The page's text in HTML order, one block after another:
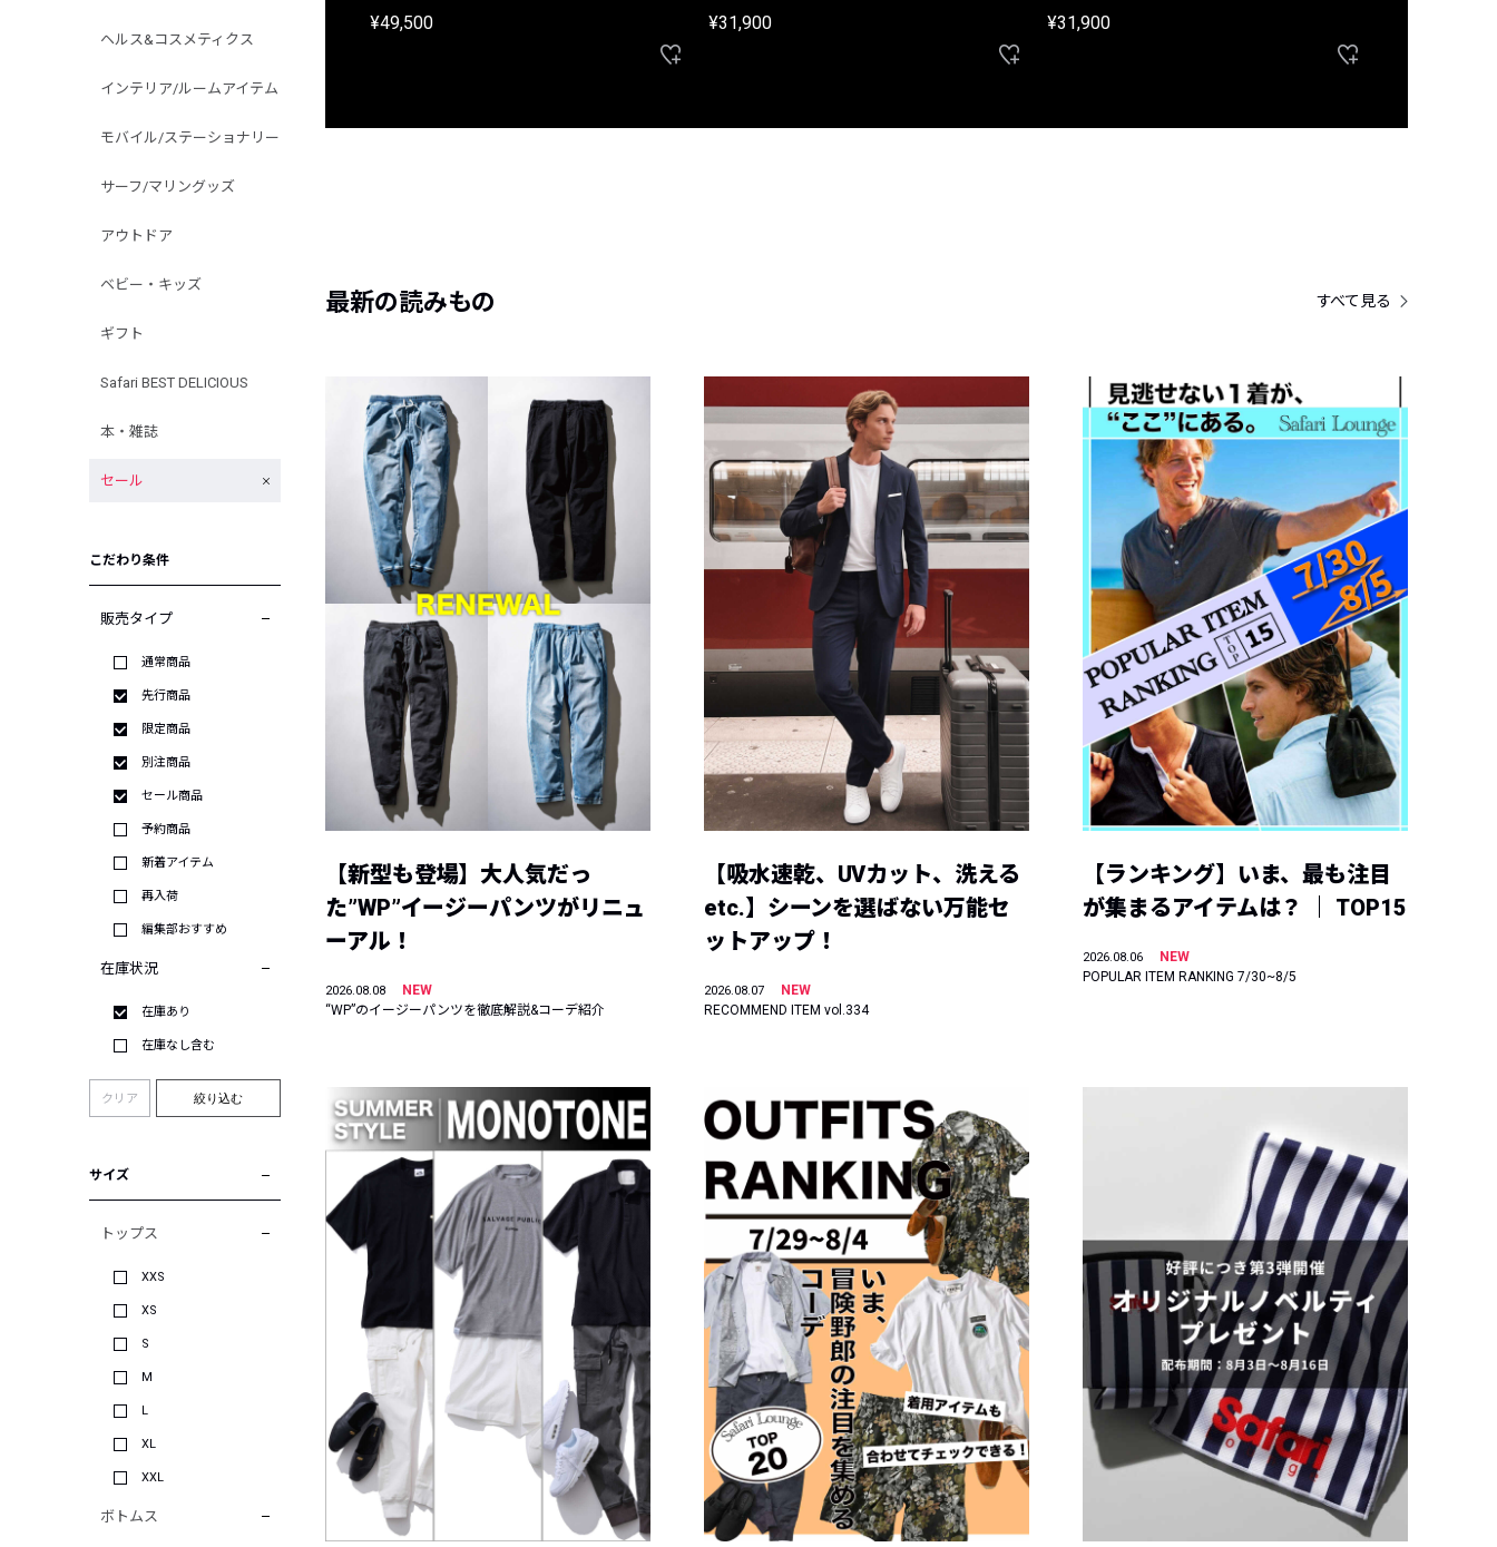
ヘルス&コスメティクス
インテリア/ルームアイテム
モバイル/ステーショナリー
サーフ/マリングッズ
アウトドア
ベビー・キッズ
ギフト
Safari BEST DELICIOUS
本・雑誌
セール
こだわり条件
販売タイプ
通常商品
先行商品
限定商品
別注商品
セール商品
予約商品
新着アイテム
再入荷
編集部おすすめ
在庫状況
在庫あり
在庫なし含む
クリア 絞り込む
サイズ
トップス
XXS
XS
S
M
L
XL
XXL
ボトムス
¥49,500 ¥31,900 ¥31,900
最新の読みもの すべて見る
【新型も登場】大人気だっ
た”WP”イージーパンツがリニュ
ーアル！
2026.08.08
NEW
“WP”のイージーパンツを徹底解説&コーデ紹介
【吸水速乾、UVカット、洗える
etc.】シーンを選ばない万能セ
ットアップ！
2026.08.07
NEW
RECOMMEND ITEM vol.334
【ランキング】いま、最も注目
が集まるアイテムは？ ｜ TOP15
2026.08.06
NEW
POPULAR ITEM RANKING 7/30~8/5